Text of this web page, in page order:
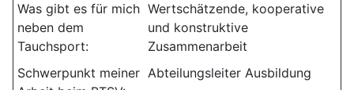
Was gibt es für mich
neben dem
Tauchsport:
Wertschätzende, kooperative
und konstruktive
Zusammenarbeit
Schwerpunkt meiner Abteilungsleiter Ausbildung